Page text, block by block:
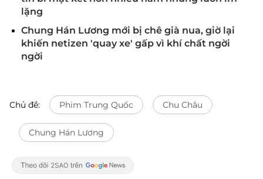
lặng
Chung Hán Lương mới bị chê già nua, giờ lại
khiến netizen 'quay xe' gấp vì khí chất ngời
ngời
Chủ đề: Phim Trung Quốc Chu Châu
Chung Hán Lương